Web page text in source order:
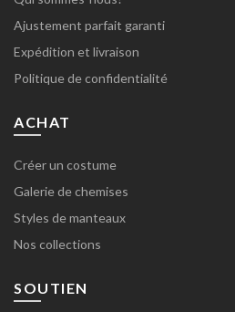
Ajustement parfait garanti
Expédition et livraison
Politique de confidentialité
ACHAT
Créer un costume
Galerie de chemises
Styles de manteaux
Nos collections
SOUTIEN